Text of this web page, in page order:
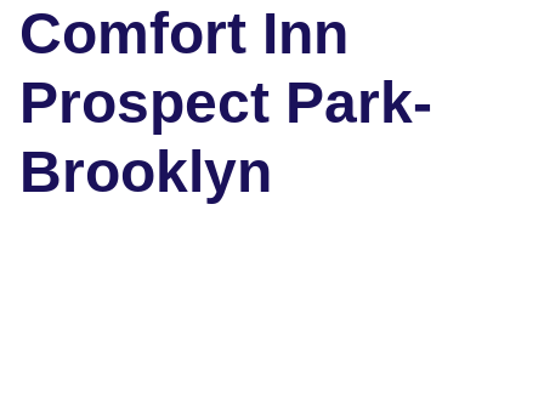
Comfort Inn
Prospect Park-
Brooklyn